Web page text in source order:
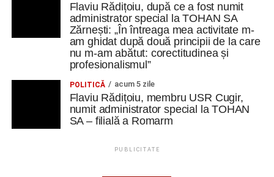
Flaviu Rădițoiu, după ce a fost numit
administrator special la TOHAN SA
Zărnești: „În întreaga mea activitate m-
am ghidat după două principii de la care
nu m-am abătut: corectitudinea și
profesionalismul”
POLITICĂ acum 5 zile
Flaviu Rădițoiu, membru USR Cugir,
numit administrator special la TOHAN
SA – filială a Romarm
PUBLICITATE